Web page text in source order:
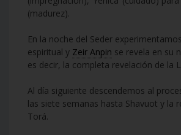
(madurez).
En la noche del Seder
espiritual y Zeir Anpin se revela en su
es decir, la completa revelación de la
Al día siguiente descendemos al
las siete semanas hasta Shavuot y la
Torá.